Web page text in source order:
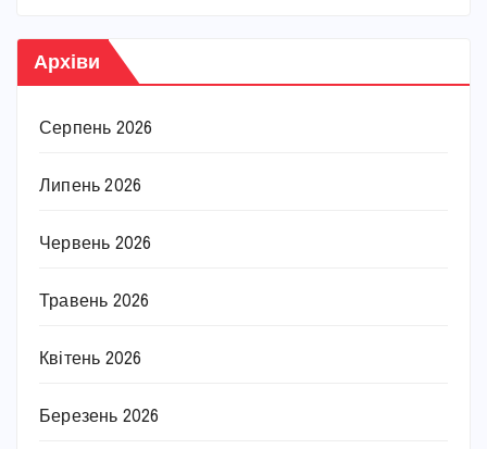
Архіви
Серпень 2026
Липень 2026
Червень 2026
Травень 2026
Квітень 2026
Березень 2026